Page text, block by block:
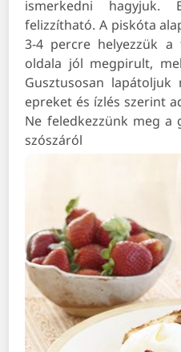
ismerkedni
felizzítható. A piskóta
3-4 percre helyezzük
oldala jól megpirult,
Gusztusosan
epreket és ízlés szerint
Ne feledkezzünk meg a